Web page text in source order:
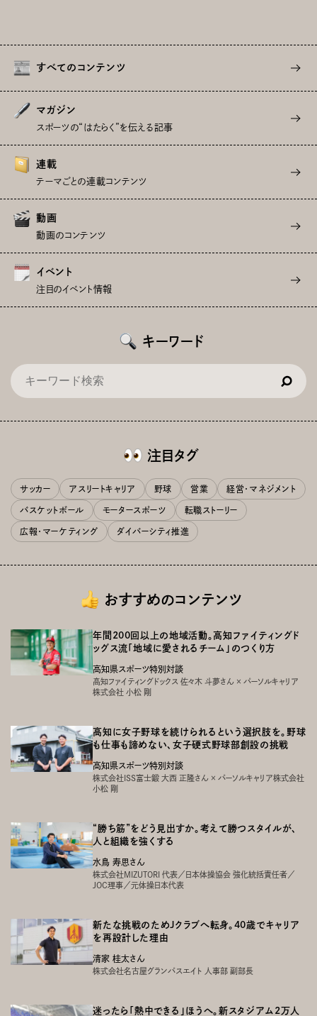
すべてのコンテンツ
マガジン
スポーツの“はたらく”を伝える記事
連載
テーマごとの連載コンテンツ
動画
動画のコンテンツ
イベント
注目のイベント情報
キーワード
注目タグ
サッカー アスリートキャリア 野球 営業 経営・マネジメント
バスケットボール モータースポーツ 転職ストーリー
広報・マーケティング ダイバーシティ推進
おすすめのコンテンツ
年間200回以上の地域活動。高知ファイティングド
ッグス流「地域に愛されるチーム」のつくり方
高知県スポーツ特別対談
高知ファイティングドックス 佐々木 斗夢さん × パーソルキャリア
株式会社 小松 剛
高知に女子野球を続けられるという選択肢を。野球
も仕事も諦めない、女子硬式野球部創設の挑戦
高知県スポーツ特別対談
株式会社ISS富士鍛 大西 正隆さん × パーソルキャリア株式会社
小松 剛
“勝ち筋”をどう見出すか。考えて勝つスタイルが、
人と組織を強くする
水鳥 寿思さん
株式会社MIZUTORI 代表／日本体操協会 強化統括責任者／
JOC理事／元体操日本代表
新たな挑戦のためＪクラブへ転身。40歳でキャリア
を再設計した理由
清家 桂太さん
株式会社名古屋グランパスエイト 人事部 副部長
迷ったら「熱中できる」ほうへ。新スタジアム2万人